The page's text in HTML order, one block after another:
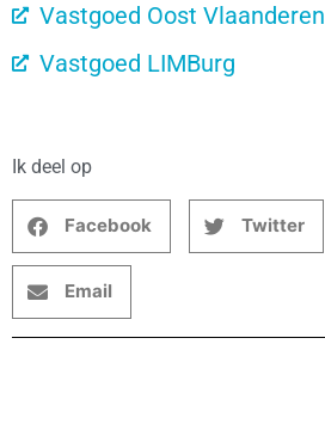
Vastgoed Oost Vlaanderen
Vastgoed LIMBurg
Ik deel op
Facebook Twitter
Email